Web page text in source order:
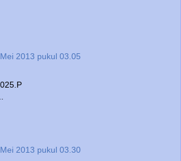
2013 pukul 03.05
2013 pukul 03.30